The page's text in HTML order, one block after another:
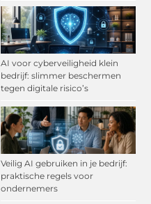
AI voor cyberveiligheid klein
bedrijf: slimmer beschermen
tegen digitale risico’s
Veilig AI gebruiken in je bedrijf:
praktische regels voor
ondernemers